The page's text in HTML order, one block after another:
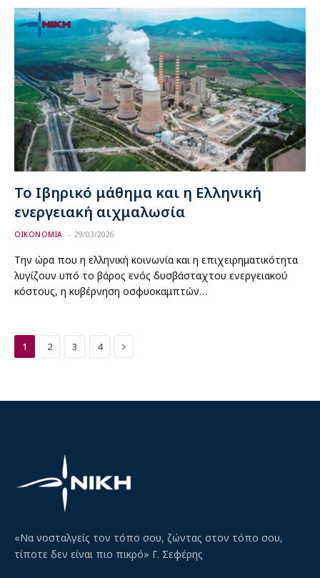
Το Ιβηρικό μάθημα και η Ελληνική
ενεργειακή αιχμαλωσία
ΟΙΚΟΝΟΜΙΑ 29/03/2026
Την ώρα που η ελληνική κοινωνία και η επιχειρηματικότητα
λυγίζουν υπό το βάρος ενός δυσβάσταχτου ενεργειακού
κόστους, η κυβέρνηση οσφυοκαμπτών…
1 2 3 4 Next
«Να νοσταλγείς τον τόπο σου, ζώντας στον τόπο σου,
τίποτε δεν είναι πιο πικρό» Γ. Σεφέρης